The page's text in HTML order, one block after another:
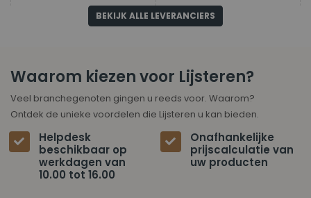
BEKIJK ALLE LEVERANCIERS
Waarom kiezen voor Lijsteren?
Veel branchegenoten gingen u reeds voor. Waarom?
Ontdek de unieke voordelen die Lijsteren u kan bieden.
Helpdesk
beschikbaar op
werkdagen van
10.00 tot 16.00
Onafhankelijke
prijscalculatie van
uw producten